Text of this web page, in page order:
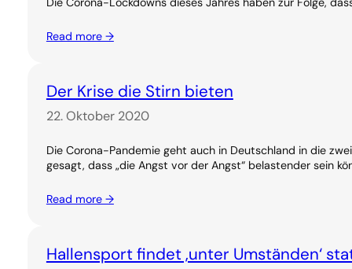
Read more →
Der Krise die Stirn bieten
22. Oktober 2020
Die Corona-Pandemie geht auch in Deutschland in die
gesagt, dass „die Angst vor der Angst“ belastender sein
Read more →
Hallensport findet ‚unter Umständen‘